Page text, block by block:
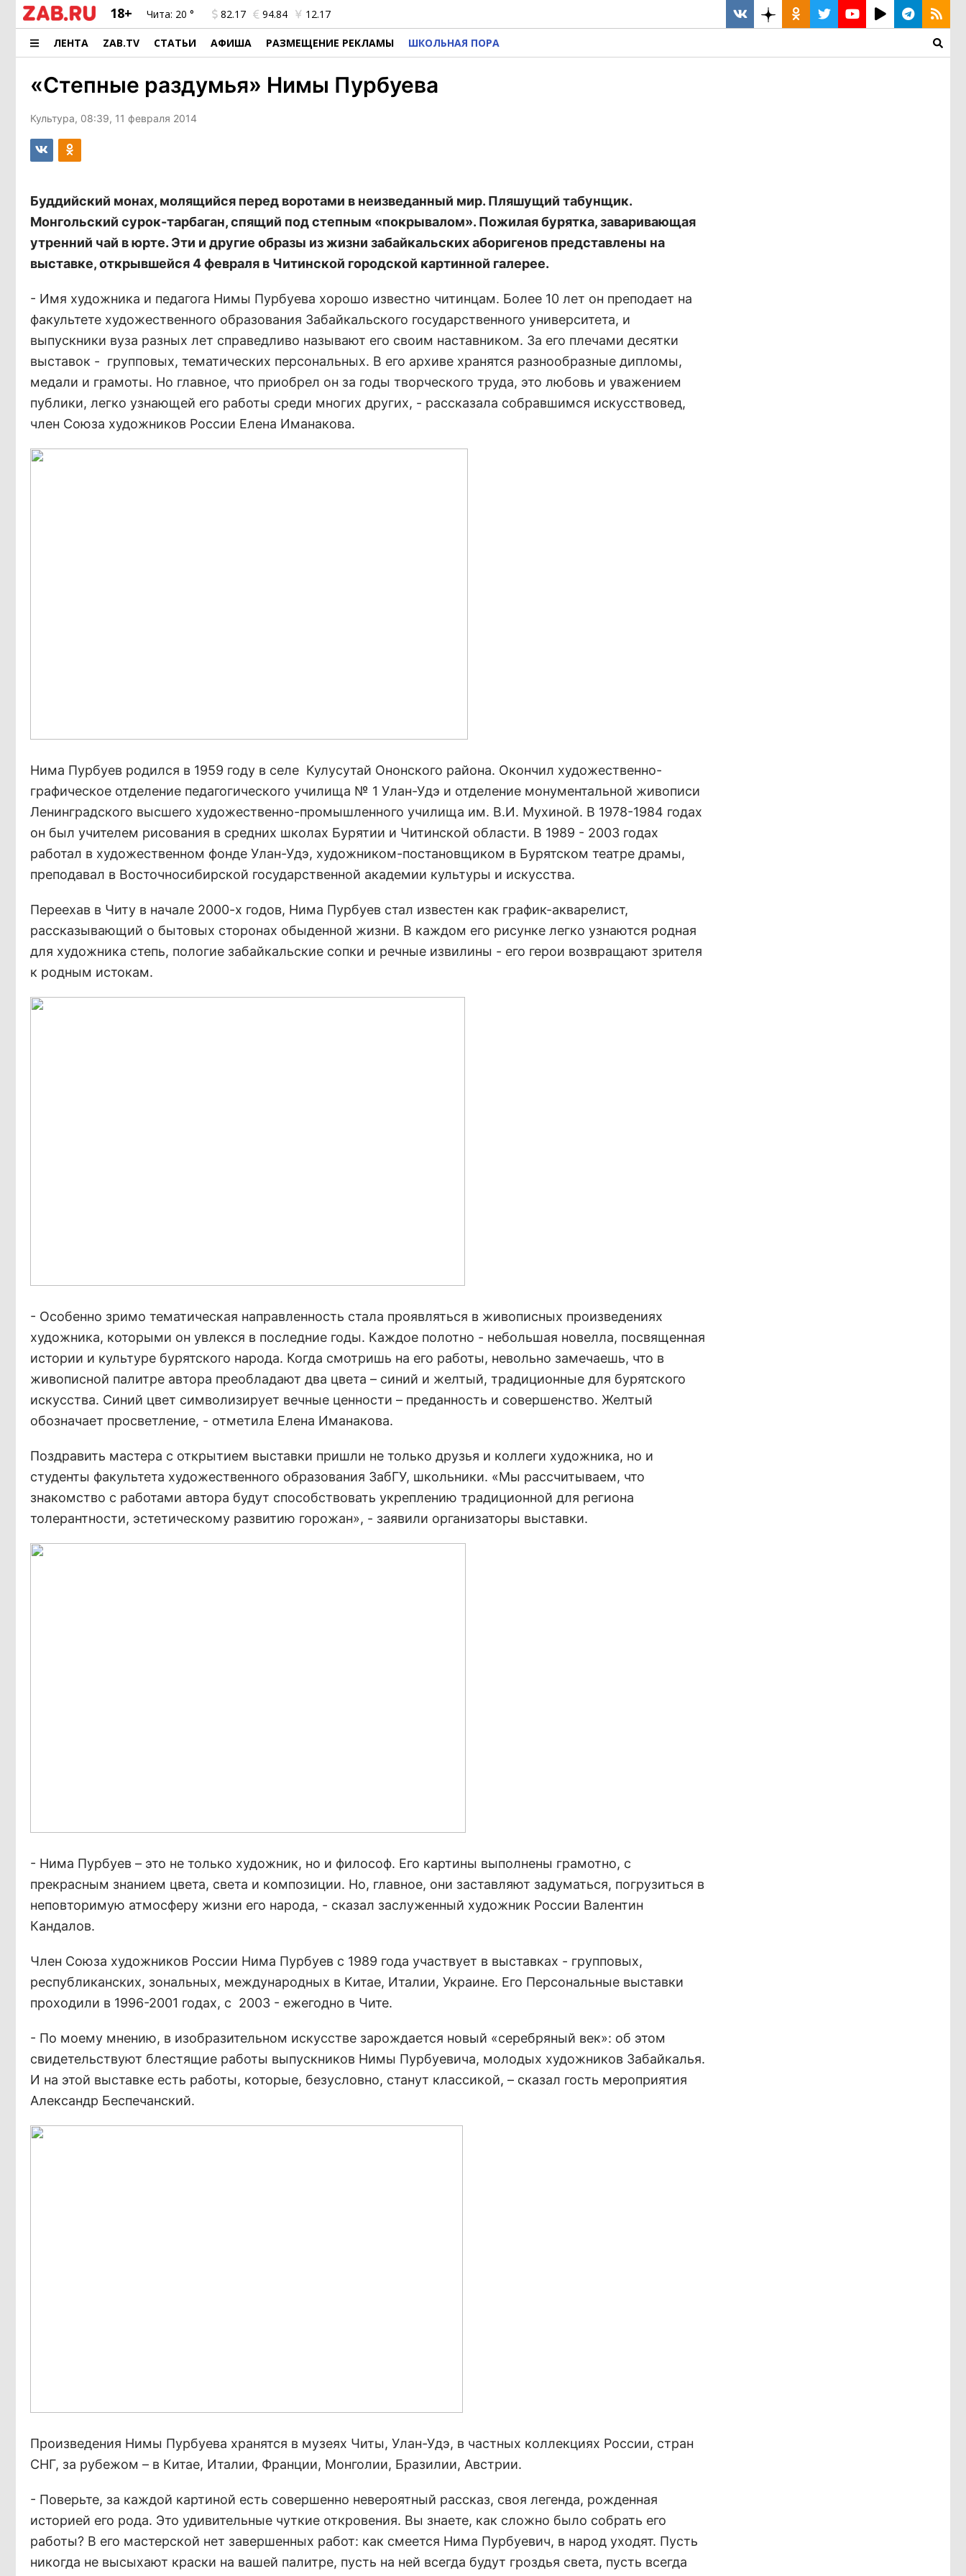
18+ Чита: 20 ° 82.17 94.84 12.17
ЛЕНТА ZAB.TV СТАТЬИ АФИША РАЗМЕЩЕНИЕ РЕКЛАМЫ ШКОЛЬНАЯ ПОРА
«Степные раздумья» Нимы Пурбуева
Культура, 08:39, 11 февраля 2014
Буддийский монах, молящийся перед воротами в неизведанный мир. Пляшущий табунщик.
Монгольский сурок-тарбаган, спящий под степным «покрывалом». Пожилая бурятка, заваривающая
утренний чай в юрте. Эти и другие образы из жизни забайкальских аборигенов представлены на
выставке, открывшейся 4 февраля в Читинской городской картинной галерее.
- Имя художника и педагога Нимы Пурбуева хорошо известно читинцам. Более 10 лет он преподает на
факультете художественного образования Забайкальского государственного университета, и
выпускники вуза разных лет справедливо называют его своим наставником. За его плечами десятки
выставок - групповых, тематических персональных. В его архиве хранятся разнообразные дипломы,
медали и грамоты. Но главное, что приобрел он за годы творческого труда, это любовь и уважением
публики, легко узнающей его работы среди многих других, - рассказала собравшимся искусствовед,
член Союза художников России Елена Иманакова.
Нима Пурбуев родился в 1959 году в селе Кулусутай Ононского района. Окончил художественно-
графическое отделение педагогического училища № 1 Улан-Удэ и отделение монументальной живописи
Ленинградского высшего художественно-промышленного училища им. В.И. Мухиной. В 1978-1984 годах
он был учителем рисования в средних школах Бурятии и Читинской области. В 1989 - 2003 годах
работал в художественном фонде Улан-Удэ, художником-постановщиком в Бурятском театре драмы,
преподавал в Восточносибирской государственной академии культуры и искусства.
Переехав в Читу в начале 2000-х годов, Нима Пурбуев стал известен как график-акварелист,
рассказывающий о бытовых сторонах обыденной жизни. В каждом его рисунке легко узнаются родная
для художника степь, пологие забайкальские сопки и речные извилины - его герои возвращают зрителя
к родным истокам.
- Особенно зримо тематическая направленность стала проявляться в живописных произведениях
художника, которыми он увлекся в последние годы. Каждое полотно - небольшая новелла, посвященная
истории и культуре бурятского народа. Когда смотришь на его работы, невольно замечаешь, что в
живописной палитре автора преобладают два цвета – синий и желтый, традиционные для бурятского
искусства. Синий цвет символизирует вечные ценности – преданность и совершенство. Желтый
обозначает просветление, - отметила Елена Иманакова.
Поздравить мастера с открытием выставки пришли не только друзья и коллеги художника, но и
студенты факультета художественного образования ЗабГУ, школьники. «Мы рассчитываем, что
знакомство с работами автора будут способствовать укреплению традиционной для региона
толерантности, эстетическому развитию горожан», - заявили организаторы выставки.
- Нима Пурбуев – это не только художник, но и философ. Его картины выполнены грамотно, с
прекрасным знанием цвета, света и композиции. Но, главное, они заставляют задуматься, погрузиться в
неповторимую атмосферу жизни его народа, - сказал заслуженный художник России Валентин
Кандалов.
Член Союза художников России Нима Пурбуев с 1989 года участвует в выставках - групповых,
республиканских, зональных, международных в Китае, Италии, Украине. Его Персональные выставки
проходили в 1996-2001 годах, с 2003 - ежегодно в Чите.
- По моему мнению, в изобразительном искусстве зарождается новый «серебряный век»: об этом
свидетельствуют блестящие работы выпускников Нимы Пурбуевича, молодых художников Забайкалья.
И на этой выставке есть работы, которые, безусловно, станут классикой, – сказал гость мероприятия
Александр Беспечанский.
Произведения Нимы Пурбуева хранятся в музеях Читы, Улан-Удэ, в частных коллекциях России, стран
СНГ, за рубежом – в Китае, Италии, Франции, Монголии, Бразилии, Австрии.
- Поверьте, за каждой картиной есть совершенно невероятный рассказ, своя легенда, рожденная
историей его рода. Это удивительные чуткие откровения. Вы знаете, как сложно было собрать его
работы? В его мастерской нет завершенных работ: как смеется Нима Пурбуевич, в народ уходят. Пусть
никогда не высыхают краски на вашей палитре, пусть на ней всегда будут гроздья света, пусть всегда